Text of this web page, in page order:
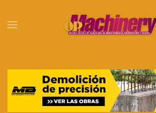
Skip to main content